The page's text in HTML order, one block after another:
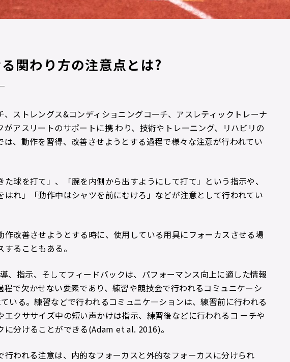
関わり方の注意点とは?
ストレングス&コンディショニングコーチ、アスレティックトレーナ
アスリートのサポートに携 わり、技術やトレーニング、リハビリの
、動作を習得、改善させようとする過程で様々な注意が行われてい
球を打て」、「腕を内側から出すようにして打て」という指示や、
はれ」「動作中はシャツを前にむけろ」などが注意として行われてい
作改善させようとする時に、使用している用具にフォーカスさせる場
ることもある。
、指示、そしてフィードバックは、パフォーマンス向上に適した情報
で欠かせない要素であり、練習や競技会で行われるコミュニケーシ
いる。練習などで行われるコミュニケ―ションは、練習前に行われる
クササイズ中の短い声かけは指示、練習後などに行われるコ ーチや
分けることができる(Adam et al. 2016)。
われる注意は、内的なフォーカスと外的なフォーカスに分けられ